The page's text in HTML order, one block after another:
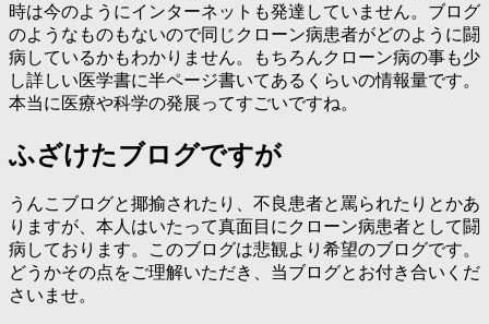
時は今のようにインターネットも発達していません。ブログ
のようなものもないので同じクローン病患者がどのように闘
病しているかもわかりません。もちろんクローン病の事も少
し詳しい医学書に半ページ書いてあるくらいの情報量です。
本当に医療や科学の発展ってすごいですね。
ふざけたブログですが
うんこブログと揶揄されたり、不良患者と罵られたりとかあ
りますが、本人はいたって真面目にクローン病患者として闘
病しております。このブログは悲観より希望のブログです。
どうかその点をご理解いただき、当ブログとお付き合いくだ
さいませ。